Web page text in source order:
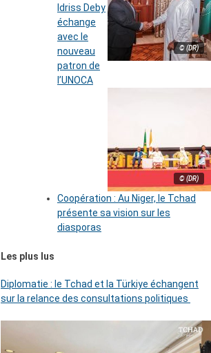
© (DR)
Idriss Deby
échange
avec le
nouveau
patron de
l’UNOCA
© (DR)
Coopération : Au Niger, le Tchad
présente sa vision sur les
diasporas
Les plus lus
Diplomatie : le Tchad et la Türkiye échangent
sur la relance des consultations politiques